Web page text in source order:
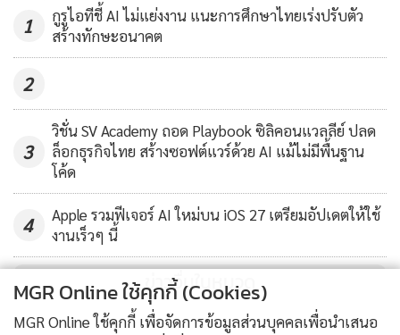
ล้วนดึงดูดกลุ่มผู้ใช้หน้าใหม่ๆ หันมาใช้เแพลตฟอร์มสตรีมมิ่ง
เหล่านี้
ด้วยพฤติกรรมของผู้ใช้บริการที่มีเวลาน้อยส่วนใหญ่มักจะนิยม
การติดตามลิสต์เพลงฮิต หรือฟังดนตรีที่กำลังกำลังอยู่ในกระแส
แทนที่จะสร้างเพลย์ลิสต์ของตัวเอง และนี่คือหนึ่งช่องโหว่ที่สอง
ที่มิจฉาชีพไร้ยางอายใช้ลูกเล่นต่างๆ ของบอทพลิกแพลงขั้นตอน
ตามปกติของการทำงานในแพลตฟอร์ม โดยใช้ผ่านสตรีมมิ่งครั้ง
ละปริมาณมาก หรือ bulk streaming ส่วนวิธีการหารายได้นั้นก็
ไม่ได้ซับซ้อน พวกฉ้อโกงจะสร้างอุปกรณ์ฟาร์มบอทขนาดใหญ่
ไว้ฟังแทร็กเป็นพันเป็นหมื่นครั้ง ซึ่งมีทำให้เพลงนั้นขยับขึ้น
ตำแหน่งที่สูงขึ้นในการค้นหา เป็นไปได้ว่าอาจได้รับการบรรจุไว้
ในเพลย์ลิสต์ยอดนิยม และที่สำคัญที่สุดคือ ดึงดูดความสนใจของ
1,642
Facebook ย้ำเพิ่มทางเลือก-ปัดชน
1
กูรูไอทีชี้ AI ไม่แย่งงาน แนะการศึกษาไทยเร่งปรับตัว
สร้างทักษะอนาคต
2
3
วิชั่น SV Academy ถอด Playbook ซิลิคอนแวลลีย์ ปลด
ล็อกธุรกิจไทย สร้างซอฟต์แวร์ด้วย AI แม้ไม่มีพื้นฐาน
โค้ด
4
Apple รวมฟีเจอร์ AI ใหม่บน iOS 27 เตรียมอัปเดตให้ใช้
งานเร็วๆ นี้
ข่าวอื่นในหมวด
MGR Online ใช้คุกกี้ (Cookies)
MGR Online ใช้คุกกี้ เพื่อจัดการข้อมูลส่วนบุคคลเพื่อนำเสนอ